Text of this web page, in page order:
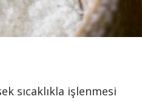
sıcaklıkla işlenmesi